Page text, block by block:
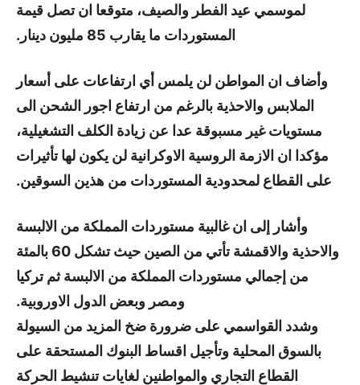
لموسمي عيد الفطر والصيف، متوقعا ان تصل قيمة
المستوردات ما يقارب 85 مليون دينار.
وأضاف ان المواطن لن يلمس أي ارتفاعات على أسعار
الملابس والاحذية بالرغم من ارتفاع اجور الشحن الى
مستويات غير مسبوقة عدا عن زيادة الكلف التشغيلية،
مؤكدا ان الازمة الروسية الاوكرانية لن يكون لها تأثيرات
على القطاع لمحدودية المستوردات من هذين السوقين.
وأشار إلى ان غالبية مستوردات المملكة من الالبسة
والاحذية والاقمشة تأتي من الصين حيث تشكل 60 بالمئة
من إجمالي مستوردات المملكة من الالبسة ثم تركيا
ومصر وبعض الدول الاوروبية.
وشدد القواسمي على ضرورة ضخ المزيد من السيولة
بالسوق المحلية وتأجيل اقساط البنوك المستحقة على
القطاع التجاري والمواطنين لغايات تنشيط الحركة